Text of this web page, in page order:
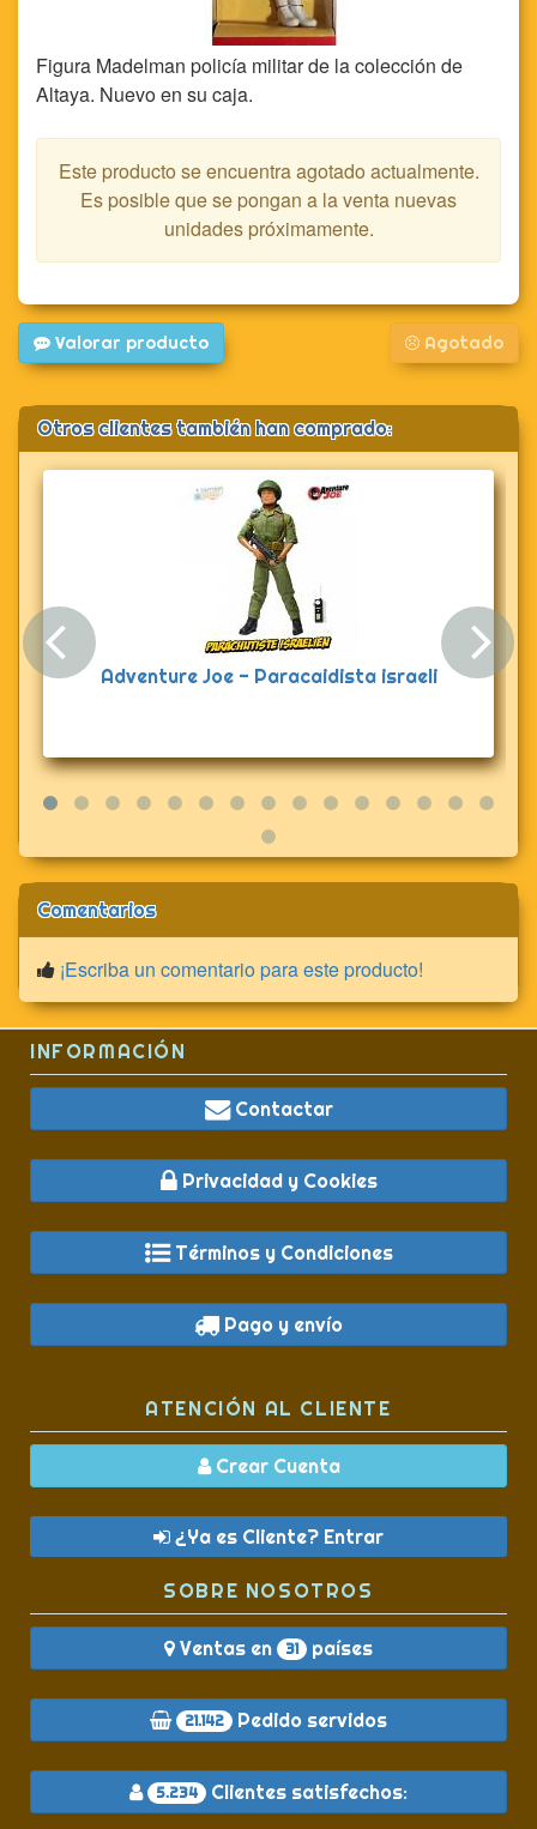
Figura Madelman policía militar de la colección de
Altaya. Nuevo en su caja.
Este producto se encuentra agotado actualmente.
Es posible que se pongan a la venta nuevas
unidades próximamente.
Valorar producto Agotado
Otros clientes también han comprado:
Adventure Joe - Paracaidista israeli
Anterior
Comentarios
¡Escriba un comentario para este producto!
INFORMACIÓN
Contactar
Privacidad y Cookies
Términos y Condiciones
Pago y envío
ATENCIÓN AL CLIENTE
Crear Cuenta
¿Ya es Cliente? Entrar
SOBRE NOSOTROS
Ventas en 31 países
21.142 Pedido servidos
5.234 Clientes satisfechos: